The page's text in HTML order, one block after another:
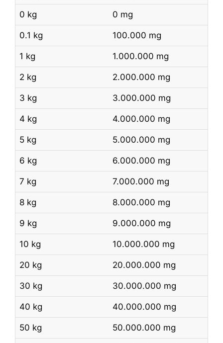
0 kg 0 mg
0.1 kg 100.000 mg
1 kg 1.000.000 mg
2 kg 2.000.000 mg
3 kg 3.000.000 mg
4 kg 4.000.000 mg
5 kg 5.000.000 mg
6 kg 6.000.000 mg
7 kg 7.000.000 mg
8 kg 8.000.000 mg
9 kg 9.000.000 mg
10 kg 10.000.000 mg
20 kg 20.000.000 mg
30 kg 30.000.000 mg
40 kg 40.000.000 mg
50 kg 50.000.000 mg